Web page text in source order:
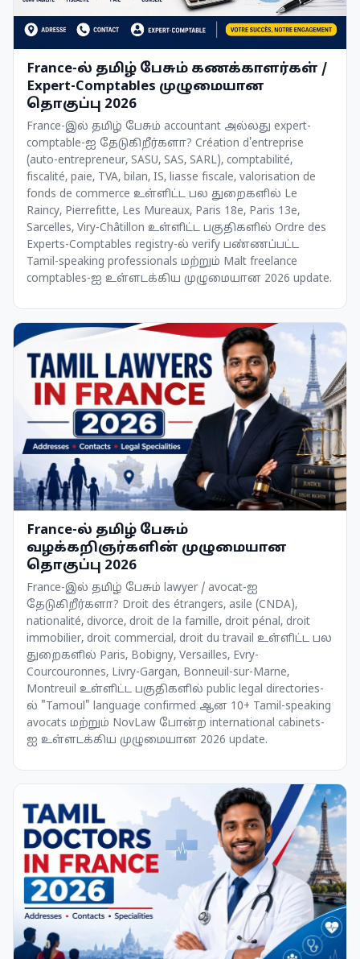
France-ல் தமிழ் பேசும் கணக்காளர்கள் /
Expert-Comptables முழுமையான
தொகுப்பு 2026
France-இல் தமிழ் பேசும் accountant அல்லது expert-
comptable-ஐ தேடுகிறீர்களா? Création d'entreprise
(auto-entrepreneur, SASU, SAS, SARL), comptabilité,
fiscalité, paie, TVA, bilan, IS, liasse fiscale, valorisation de
fonds de commerce உள்ளிட்ட பல துறைகளில் Le
Raincy, Pierrefitte, Les Mureaux, Paris 18e, Paris 13e,
Sarcelles, Viry-Châtillon உள்ளிட்ட பகுதிகளில் Ordre des
Experts-Comptables registry-ல் verify பண்ணப்பட்ட
Tamil-speaking professionals மற்றும் Malt freelance
comptables-ஐ உள்ளடக்கிய முழுமையான 2026 update.
France-ல் தமிழ் பேசும்
வழக்கறிஞர்களின் முழுமையான
தொகுப்பு 2026
France-இல் தமிழ் பேசும் lawyer / avocat-ஐ
தேடுகிறீர்களா? Droit des étrangers, asile (CNDA),
nationalité, divorce, droit de la famille, droit pénal, droit
immobilier, droit commercial, droit du travail உள்ளிட்ட பல
துறைகளில் Paris, Bobigny, Versailles, Evry-
Courcouronnes, Livry-Gargan, Bonneuil-sur-Marne,
Montreuil உள்ளிட்ட பகுதிகளில் public legal directories-
ல் "Tamoul" language confirmed ஆன 10+ Tamil-speaking
avocats மற்றும் NovLaw போன்ற international cabinets-
ஐ உள்ளடக்கிய முழுமையான 2026 update.